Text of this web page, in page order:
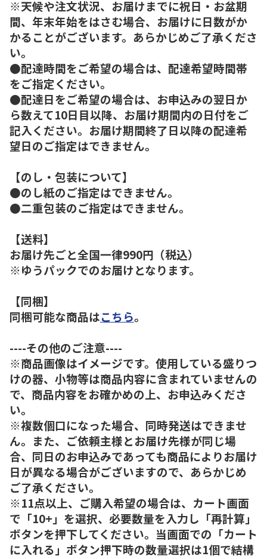
※天候や注文状況、お届けまでに祝日・お盆期
間、年末年始をはさむ場合、お届けに日数がか
かることがございます。あらかじめご了承くださ
い。
●配達時間をご希望の場合は、配達希望時間帯
をご指定ください。
●配達日をご希望の場合は、お申込みの翌日か
ら数えて10日目以降、お届け期間内の日付をご
記入ください。お届け期間終了日以降の配達希
望日のご指定はできません。
【のし・包装について】
●のし紙のご指定はできません。
●二重包装のご指定はできません。
【送料】
お届け先ごと全国一律990円（税込）
※ゆうパックでのお届けとなります。
【同梱】
同梱可能な商品はこちら。
----その他のご注意----
※商品画像はイメージです。使用している盛りつ
けの器、小物等は商品内容に含まれていませんの
で、商品内容をお確かめの上、お申込みくださ
い。
※複数個口になった場合、同時発送はできませ
ん。また、ご依頼主様とお届け先様が同じ場
合、同日のお申込みであっても商品によりお届け
日が異なる場合がございますので、あらかじめ
ご了承ください。
※11点以上、ご購入希望の場合は、カート画面
で「10+」を選択、必要数量を入力し「再計算」
ボタンを押下してください。当画面での「カート
に入れる」ボタン押下時の数量選択は1個で結構